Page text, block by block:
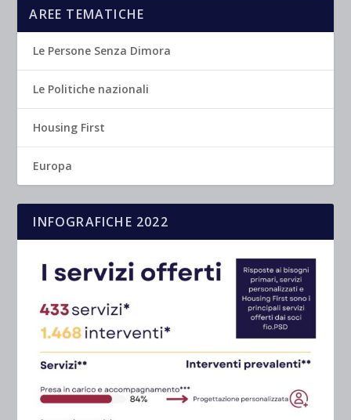
AREE TEMATICHE
Le Persone Senza Dimora
Le Politiche nazionali
Housing First
Europa
INFOGRAFICHE 2022